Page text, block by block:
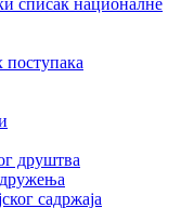
списак националне
поступака
друштва
садржаја